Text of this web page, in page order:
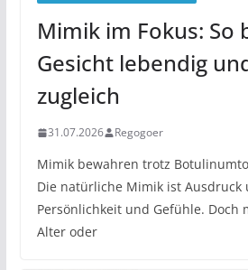
Mimik im Fokus: So
Gesicht lebendig
zugleich
31.07.2026 Regogoer
Mimik bewahren trotz
Die natürliche Mimik ist Ausdruck
Persönlichkeit und Gefühle. Doch
Alter oder